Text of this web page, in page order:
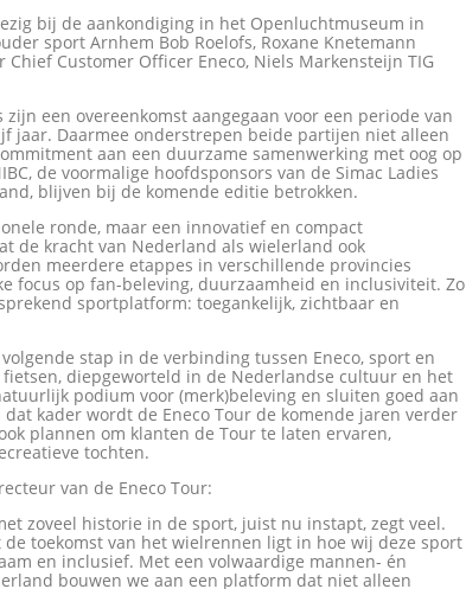
bij de aankondiging in het Openluchtmuseum in
sport Arnhem Bob Roelofs, Roxane Knetemann
Customer Officer Eneco, Niels Markensteijn TIG
zijn een overeenkomst aangegaan voor een periode van
jaar. Daarmee onderstrepen beide partijen niet alleen
aan een duurzame samenwerking met oog op
de voormalige hoofdsponsors van de Simac Ladies
blijven bij de komende editie betrokken.
ronde, maar een innovatief en compact
de kracht van Nederland als wielerland ook
meerdere etappes in verschillende provincies
focus op fan-beleving, duurzaamheid en inclusiviteit. Zo
sportplatform: toegankelijk, zichtbaar en
stap in de verbinding tussen Eneco, sport en
diepgeworteld in de Nederlandse cultuur en het
podium voor (merk)beleving en sluiten goed aan
kader wordt de Eneco Tour de komende jaren verder
plannen om klanten de Tour te laten ervaren,
tochten.
van de Eneco Tour:
zoveel historie in de sport, juist nu instapt, zegt veel.
toekomst van het wielrennen ligt in hoe wij deze sport
en inclusief. Met een volwaardige mannen- én
bouwen we aan een platform dat niet alleen